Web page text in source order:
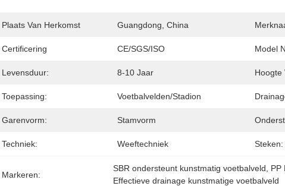
Plaats Van Herkomst Guangdong, China
Certificering CE/SGS/ISO Model
Levensduur: 8-10 Jaar Hoogte
Toepassing: Voetbalvelden/stadion
Garenvorm: Stamvorm
Techniek: Weeftechniek Steken:
Markeren:
SBR ondersteunt kunstmatig voetbalveld PP
Effectieve drainage kunstmatige voetbalveld